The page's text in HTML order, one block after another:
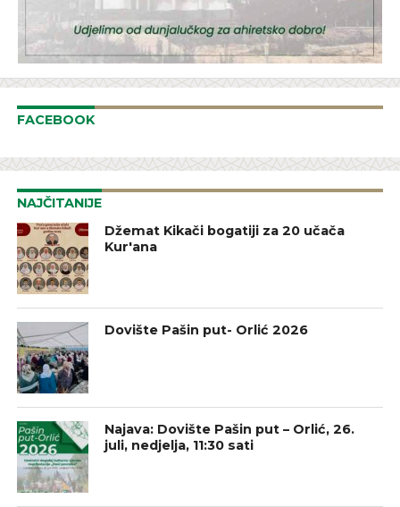
FACEBOOK
NAJČITANIJE
Džemat Kikači bogatiji za 20 učača
Kur'ana
Dovište Pašin put- Orlić 2026
Najava: Dovište Pašin put – Orlić, 26.
juli, nedjelja, 11:30 sati